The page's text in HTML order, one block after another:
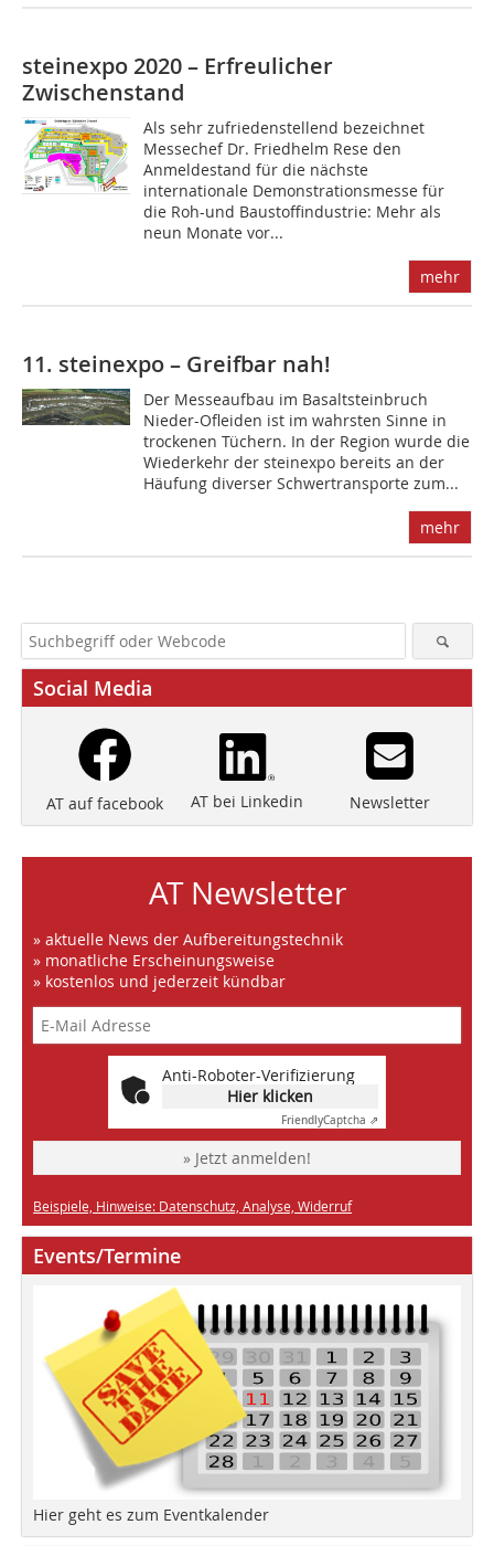
steinexpo 2020 – Erfreulicher
Zwischenstand
Als sehr zufriedenstellend bezeichnet
Messechef Dr. Friedhelm Rese den
Anmeldestand für die nächste
internationale Demonstrationsmesse für
die Roh-und Baustoffindustrie: Mehr als
neun Monate vor...
mehr
11. steinexpo – Greifbar nah!
Der Messeaufbau im Basaltsteinbruch
Nieder-Ofleiden ist im wahrsten Sinne in
trockenen Tüchern. In der Region wurde die
Wiederkehr der steinexpo bereits an der
Häufung diverser Schwertransporte zum...
mehr
Social Media
AT auf facebook AT bei Linkedin Newsletter
AT Newsletter
» aktuelle News der Aufbereitungstechnik
» monatliche Erscheinungsweise
» kostenlos und jederzeit kündbar
Anti-Roboter-Verifizierung
Hier klicken
FriendlyCaptcha ⇗
» Jetzt anmelden!
Beispiele, Hinweise: Datenschutz, Analyse, Widerruf
Events/Termine
Hier geht es zum Eventkalender